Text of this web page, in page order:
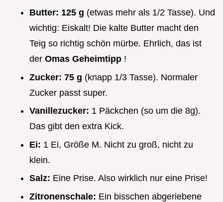
Butter: 125 g (etwas mehr als 1/2 Tasse). Und
wichtig: Eiskalt! Die kalte Butter macht den
Teig so richtig schön mürbe. Ehrlich, das ist
der Omas Geheimtipp !
Zucker: 75 g (knapp 1/3 Tasse). Normaler
Zucker passt super.
Vanillezucker: 1 Päckchen (so um die 8g).
Das gibt den extra Kick.
Ei: 1 Ei, Größe M. Nicht zu groß, nicht zu
klein.
Salz: Eine Prise. Also wirklich nur eine Prise!
Zitronenschale: Ein bisschen abgeriebene